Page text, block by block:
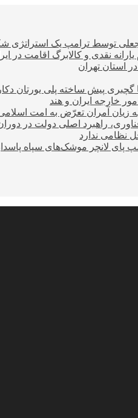
جعلی توسط ترامپ یک
نقدی و کالابرگ اقامت در
استان تهران
با گچبری پیش ساخته پلی
خارجه ایران و هند
زیان آمران تعرّض به امت
راهبرد اصلی دولت در
نظامی ندارد
پای لانچر موشک‌های سپاه